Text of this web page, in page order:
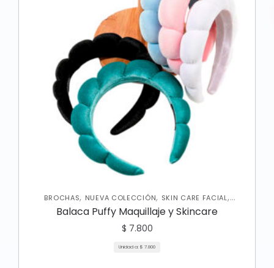
BROCHAS, NUEVA COLECCIÓN, SKIN CARE FACIAL,
VARIEDADES
Balaca Puffy Maquillaje y Skincare
$ 7.800
Unidad a: $ 7.800